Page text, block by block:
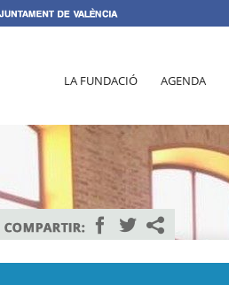
LA FUNDACIÓ AGENDA